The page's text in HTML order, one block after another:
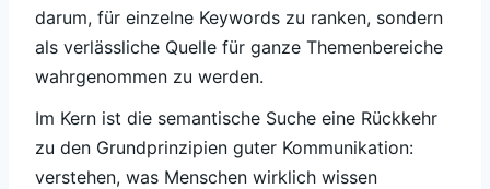
darum, für einzelne Keywords zu ranken, sondern
als verlässliche Quelle für ganze Themenbereiche
wahrgenommen zu werden.
Im Kern ist die semantische Suche eine Rückkehr
zu den Grundprinzipien guter Kommunikation:
verstehen, was Menschen wirklich wissen